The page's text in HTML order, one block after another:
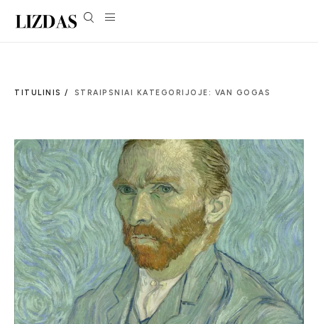
TITULINIS / STRAIPSNIAI KATEGORIJOJE: VAN GOGAS